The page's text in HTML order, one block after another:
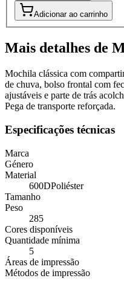
Adicionar ao carrinho
Mais detalhes de
Mochila clássica com
de chuva, bolso frontal com
ajustáveis ​​e parte de trás
Pega de transporte reforçada.
Especificações técnicas
Marca
Género
Material
600DPoliéster
Tamanho
Peso
285
Cores disponíveis
Quantidade mínima
5
Áreas de impressão
Métodos de impressão